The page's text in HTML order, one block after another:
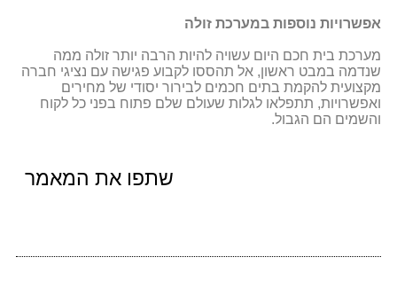
אפשרויות נוספות במערכת זולה
מערכת בית חכם היום עשויה להיות הרבה יותר זולה ממה
שנדמה במבט ראשון, אל תהססו לקבוע פגישה עם נציגי חברה
מקצועית להקמת בתים חכמים לבירור יסודי של מחירים
ואפשרויות, תתפלאו לגלות שעולם שלם פתוח בפני כל לקוח
והשמים הם הגבול.
שתפו את המאמר